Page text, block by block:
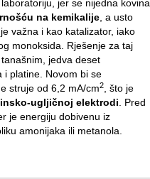
jer se nijedna kovina
na kemikalije , a usto
važna i kao katalizator, iako
monoksida. Rješenje za taj
jedva deset
i platine. Novom bi se
struje od 6,2 mA/cm2
, što je
ugljičnoj elektrodi . Pred
je energiju dobivenu iz
amonijaka ili metanola.